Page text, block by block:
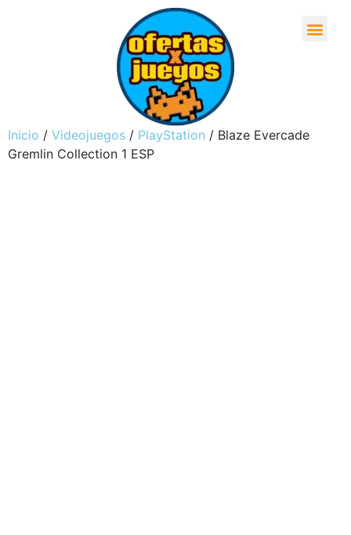
Inicio / Videojuegos / PlayStation / Blaze Evercade
Gremlin Collection 1 ESP